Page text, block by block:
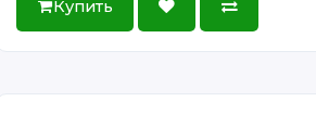
Купить